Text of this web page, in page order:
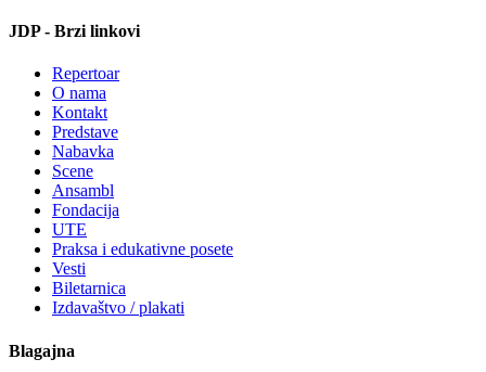
JDP - Brzi linkovi
Repertoar
O nama
Kontakt
Predstave
Nabavka
Scene
Ansambl
Fondacija
UTE
Praksa i edukativne posete
Vesti
Biletarnica
Izdavaštvo / plakati
Blagajna